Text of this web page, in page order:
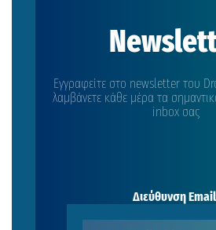
Εγγραφείτε στο newsletter του
λαμβάνετε κάθε μέρα τα
inbox σας
Διεύθυνση